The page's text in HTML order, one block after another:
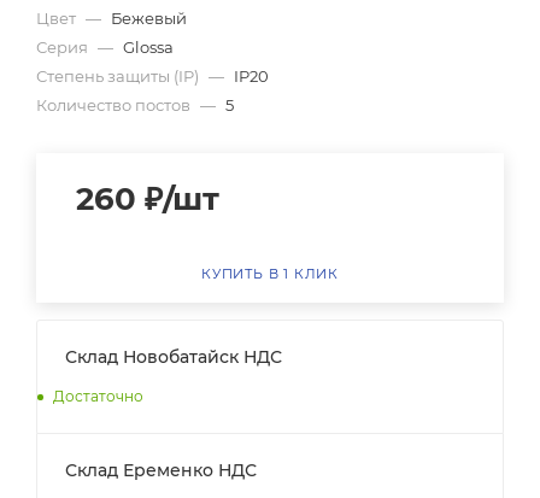
Цвет — Бежевый
Серия — Glossa
Степень защиты (IP) — IP20
Количество постов — 5
260 ₽/шт
КУПИТЬ В 1 КЛИК
Склад Новобатайск НДС
Достаточно
Склад Еременко НДС